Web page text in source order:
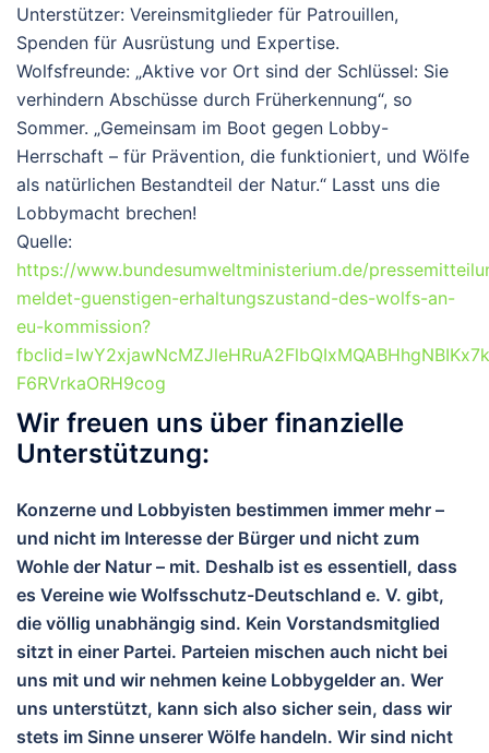
Unterstützer: Vereinsmitglieder für Patrouillen,
Spenden für Ausrüstung und Expertise.
Wolfsfreunde: „Aktive vor Ort sind der Schlüssel: Sie
verhindern Abschüsse durch Früherkennung“, so
Sommer. „Gemeinsam im Boot gegen Lobby-
Herrschaft – für Prävention, die funktioniert, und Wölfe
als natürlichen Bestandteil der Natur.“ Lasst uns die
Lobbymacht brechen!
Quelle:
https://www.bundesumweltministerium.de/
meldet-guenstigen-erhaltungszustand-des-wolfs-an-
eu-kommission?
F6RVrkaORH9cog
Wir freuen uns über finanzielle
Unterstützung:
Konzerne und Lobbyisten bestimmen immer mehr –
und nicht im Interesse der Bürger und nicht zum
Wohle der Natur – mit. Deshalb ist es essentiell, dass
es Vereine wie Wolfsschutz-Deutschland e. V. gibt,
die völlig unabhängig sind. Kein Vorstandsmitglied
sitzt in einer Partei. Parteien mischen auch nicht bei
uns mit und wir nehmen keine Lobbygelder an. Wer
uns unterstützt, kann sich also sicher sein, dass wir
stets im Sinne unserer Wölfe handeln. Wir sind nicht